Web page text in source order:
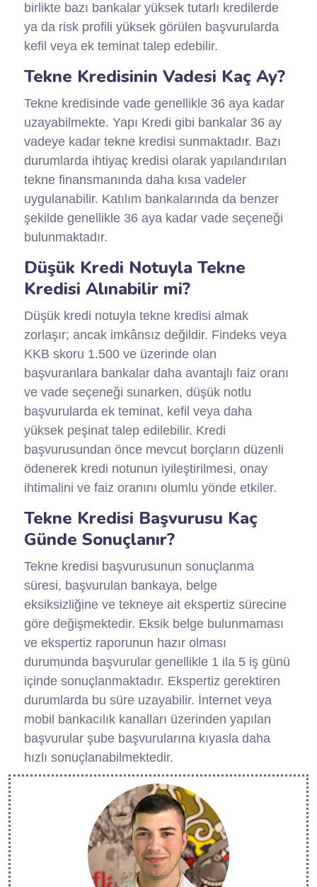
birlikte bazı bankalar yüksek tutarlı kredilerde
ya da risk profili yüksek görülen başvurularda
kefil veya ek teminat talep edebilir.
Tekne Kredisinin Vadesi Kaç Ay?
Tekne kredisinde vade genellikle 36 aya kadar
uzayabilmekte. Yapı Kredi gibi bankalar 36 ay
vadeye kadar tekne kredisi sunmaktadır. Bazı
durumlarda ihtiyaç kredisi olarak yapılandırılan
tekne finansmanında daha kısa vadeler
uygulanabilir. Katılım bankalarında da benzer
şekilde genellikle 36 aya kadar vade seçeneği
bulunmaktadır.
Düşük Kredi Notuyla Tekne
Kredisi Alınabilir mi?
Düşük kredi notuyla tekne kredisi almak
zorlaşır; ancak imkânsız değildir. Findeks veya
KKB skoru 1.500 ve üzerinde olan
başvuranlara bankalar daha avantajlı faiz oranı
ve vade seçeneği sunarken, düşük notlu
başvurularda ek teminat, kefil veya daha
yüksek peşinat talep edilebilir. Kredi
başvurusundan önce mevcut borçların düzenli
ödenerek kredi notunun iyileştirilmesi, onay
ihtimalini ve faiz oranını olumlu yönde etkiler.
Tekne Kredisi Başvurusu Kaç
Günde Sonuçlanır?
Tekne kredisi başvurusunun sonuçlanma
süresi, başvurulan bankaya, belge
eksiksizliğine ve tekneye ait ekspertiz sürecine
göre değişmektedir. Eksik belge bulunmaması
ve ekspertiz raporunun hazır olması
durumunda başvurular genellikle 1 ila 5 iş günü
içinde sonuçlanmaktadır. Ekspertiz gerektiren
durumlarda bu süre uzayabilir. İnternet veya
mobil bankacılık kanalları üzerinden yapılan
başvurular şube başvurularına kıyasla daha
hızlı sonuçlanabilmektedir.